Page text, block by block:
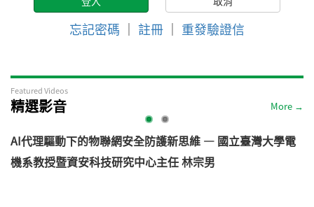
忘記密碼 ｜ 註冊 ｜ 重發驗證信
Featured Videos
精選影音 More →
AI代理驅動下的物聯網安全防護新思維 — 國立臺灣大學電
機系教授暨資安科技研究中心主任 林宗男